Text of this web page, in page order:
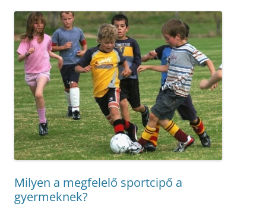
Milyen a megfelelő sportcipő a
gyermeknek?